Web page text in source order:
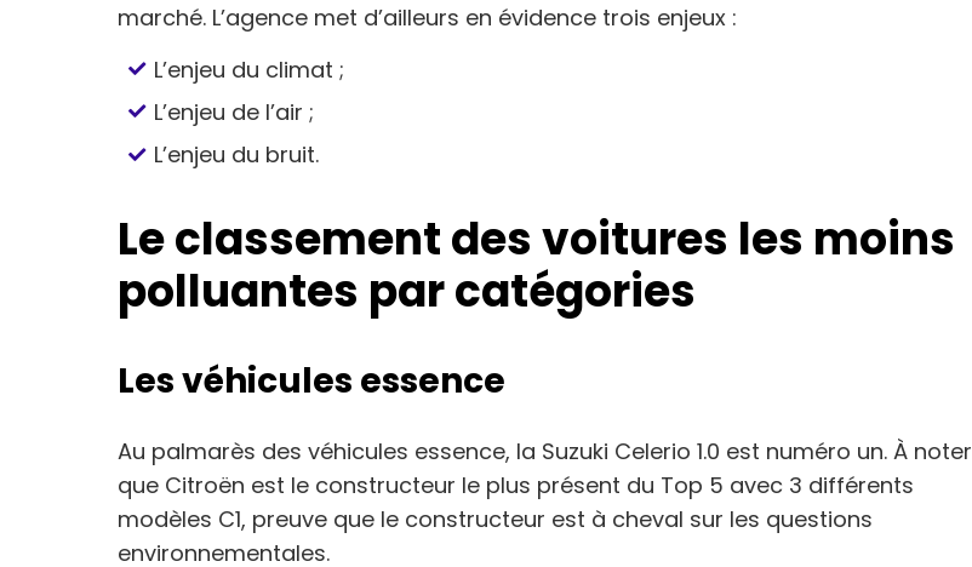
marché. L’agence met d’ailleurs en évidence trois enjeux :
L’enjeu du climat ;
L’enjeu de l’air ;
L’enjeu du bruit.
Le classement des voitures les moins
polluantes par catégories
Les véhicules essence
Au palmarès des véhicules essence, la Suzuki Celerio 1.0 est numéro un. À noter
que Citroën est le constructeur le plus présent du Top 5 avec 3 différents
modèles C1, preuve que le constructeur est à cheval sur les questions
environnementales.